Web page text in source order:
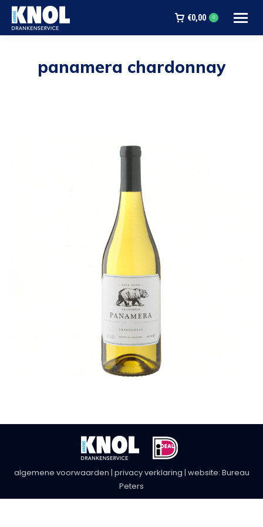
€0,00 0
panamera chardonnay
algemene voorwaarden | privacy verklaring | website: Bureau
Peters